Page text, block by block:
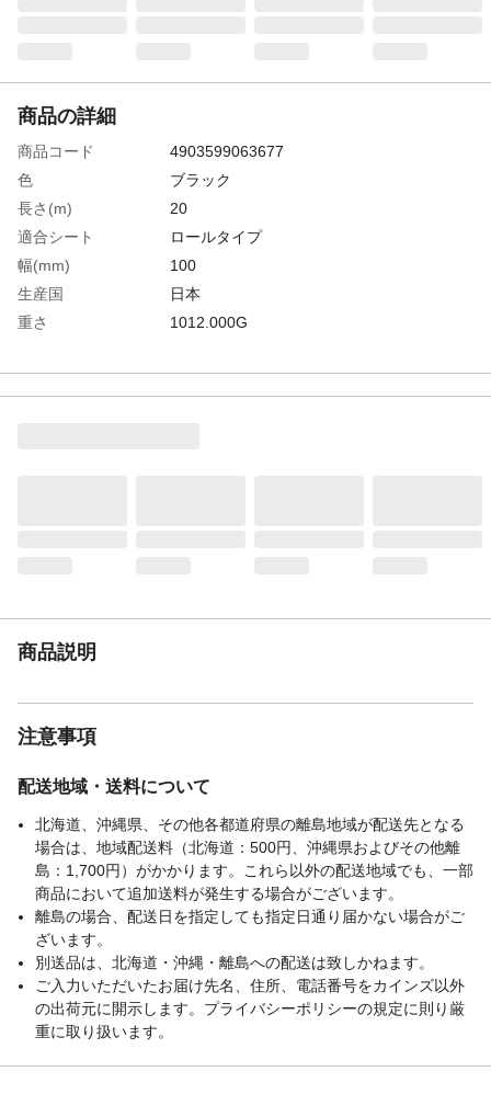
商品の詳細
商品コード
4903599063677
色
ブラック
長さ(m)
20
適合シート
ロールタイプ
幅(mm)
100
生産国
日本
重さ
1012.000G
材質2
粘着剤：アクリル系
商品説明
注意事項
配送地域・送料について
北海道、沖縄県、その他各都道府県の離島地域が配送先となる
場合は、地域配送料（北海道：500円、沖縄県およびその他離
島：1,700円）がかかります。これら以外の配送地域でも、一部
商品において追加送料が発生する場合がございます。
離島の場合、配送日を指定しても指定日通り届かない場合がご
ざいます。
別送品は、北海道・沖縄・離島への配送は致しかねます。
ご入力いただいたお届け先名、住所、電話番号をカインズ以外
の出荷元に開示します。プライバシーポリシーの規定に則り厳
重に取り扱います。